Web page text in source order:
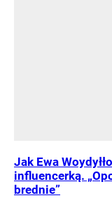
Jak Ewa
influencerką.
brednie”